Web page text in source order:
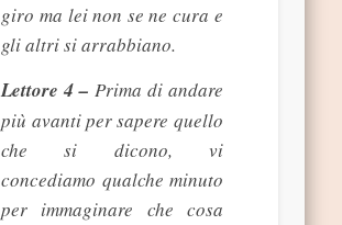
giro ma lei non se ne cura e
gli altri si arrabbiano.
Lettore 4 – Prima di andare
più avanti per sapere quello
che si dicono, vi
concediamo qualche minuto
per immaginare che cosa